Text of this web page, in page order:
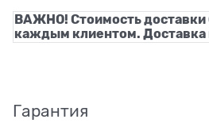
ВАЖНО! Стоимость доставки
каждым клиентом.
Гарантия